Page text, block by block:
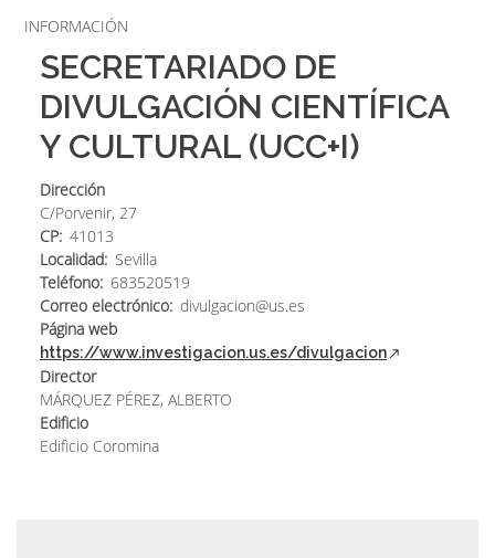
de
ayuda
a
la
navegación
INFORMACIÓN
SECRETARIADO DE
DIVULGACIÓN CIENTÍFICA
Y CULTURAL (UCC+I)
Dirección
C/Porvenir, 27
CP 41013
Localidad Sevilla
Teléfono 683520519
Correo electrónico divulgacion@us.es
Página web
https://www.investigacion.us.es/divulgacion
Director
MÁRQUEZ PÉREZ, ALBERTO
Edificio
Edificio Coromina